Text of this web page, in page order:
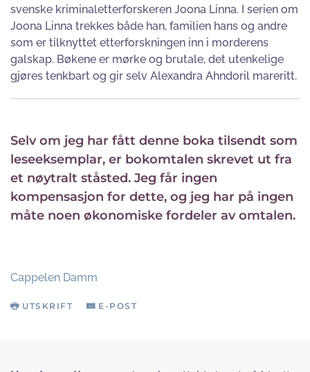
svenske kriminaletterforskeren Joona Linna. I serien om
Joona Linna trekkes både han, familien hans og andre
som er tilknyttet etterforskningen inn i morderens
galskap. Bøkene er mørke og brutale, det utenkelige
gjøres tenkbart og gir selv Alexandra Ahndoril mareritt.
Selv om jeg har fått denne boka tilsendt som
leseeksemplar, er bokomtalen skrevet ut fra
et nøytralt ståsted. Jeg får ingen
kompensasjon for dette, og jeg har på ingen
måte noen økonomiske fordeler av omtalen.
Cappelen Damm
UTSKRIFT E-POST